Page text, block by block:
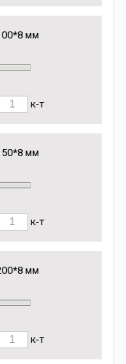
мм
к-т
мм
к-т
мм
к-т